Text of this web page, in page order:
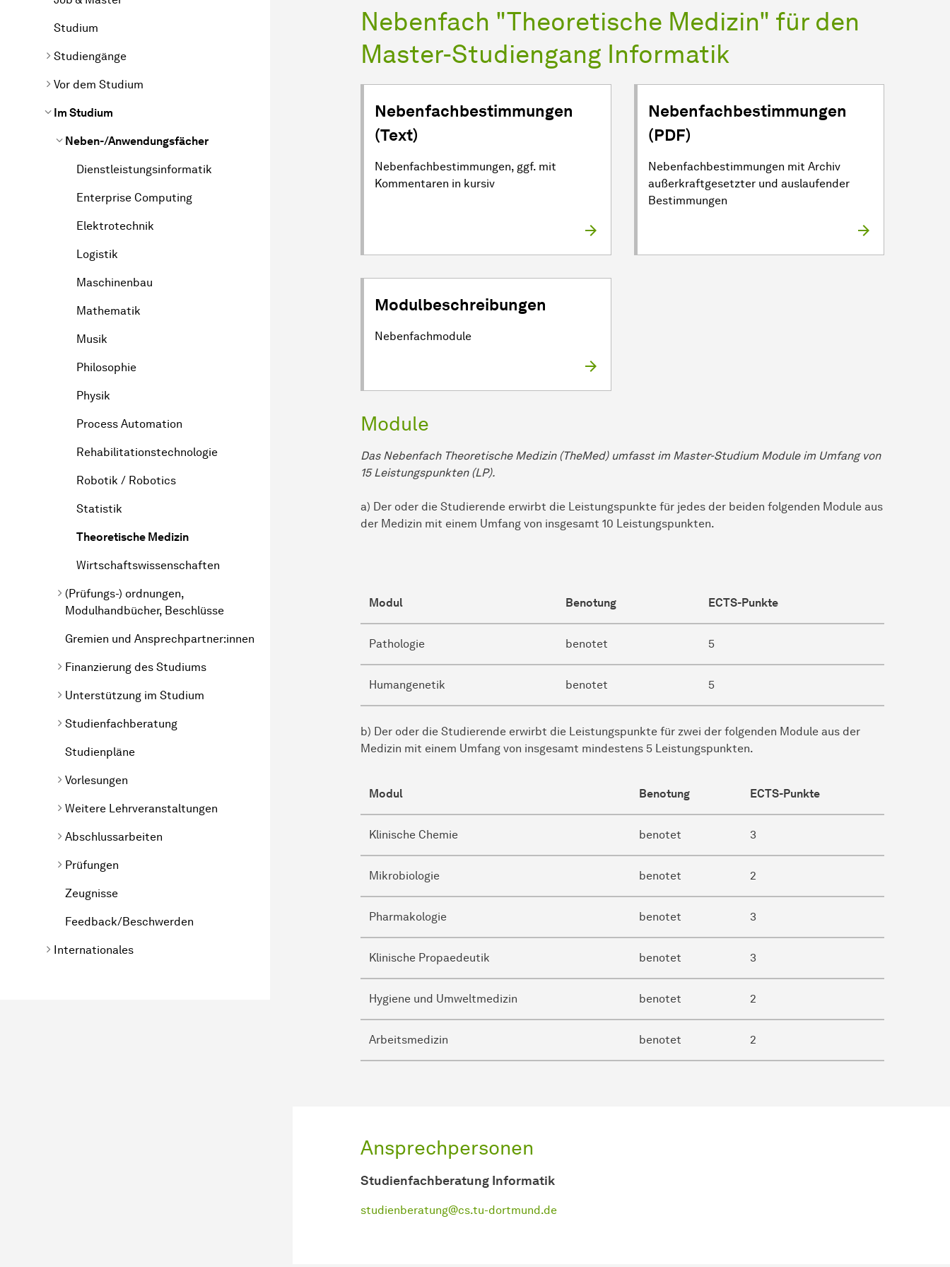
Studium
Studiengänge
Vor dem Studium
Im Studium
Neben-/Anwendungsfächer
Dienstleistungsinformatik
Enterprise Computing
Elektrotechnik
Logistik
Maschinenbau
Mathematik
Musik
Philosophie
Physik
Process Automation
Rehabilitationstechnologie
Robotik / Robotics
Statistik
Theoretische Medizin
Wirtschaftswissenschaften
(Prüfungs-) ordnungen,
Modulhandbücher, Beschlüsse
Gremien und Ansprechpartner:innen
Finanzierung des Studiums
Unterstützung im Studium
Studienfachberatung
Studienpläne
Vorlesungen
Weitere Lehrveranstaltungen
Abschlussarbeiten
Prüfungen
Zeugnisse
Feedback/Beschwerden
Internationales
Nebenfach "Theoretische Medizin" für den
Master-Studiengang Informatik
Nebenfachbestimmungen
(Text)
Nebenfachbestimmungen, ggf. mit
Kommentaren in kursiv
Nebenfachbestimmungen
(PDF)
Nebenfachbestimmungen mit Archiv
außerkraftgesetzter und auslaufender
Bestimmungen
Modulbeschreibungen
Nebenfachmodule
Module
Das Nebenfach Theoretische Medizin (TheMed) umfasst im Master-Studium Module im Umfang von
15 Leistungspunkten (LP).
a) Der oder die Studierende erwirbt die Leistungspunkte für jedes der beiden folgenden Module aus
der Medizin mit einem Umfang von insgesamt 10 Leistungspunkten.
Modul Benotung ECTS-Punkte
Pathologie benotet 5
Humangenetik benotet 5
b) Der oder die Studierende erwirbt die Leistungspunkte für zwei der folgenden Module aus der
Medizin mit einem Umfang von insgesamt mindestens 5 Leistungspunkten.
Modul Benotung ECTS-Punkte
Klinische Chemie benotet 3
Mikrobiologie benotet 2
Pharmakologie benotet 3
Klinische Propaedeutik benotet 3
Hygiene und Umweltmedizin benotet 2
Arbeitsmedizin benotet 2
Ansprechpersonen
Studienfachberatung Informatik
studienberatung@cs.tu-dortmund.de